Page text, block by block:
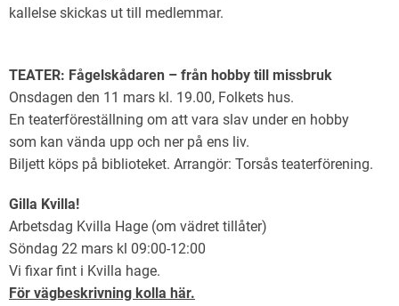
kallelse skickas ut till medlemmar.
TEATER: Fågelskådaren – från hobby till missbruk
Onsdagen den 11 mars kl. 19.00, Folkets hus.
En teaterföreställning om att vara slav under en hobby
som kan vända upp och ner på ens liv.
Biljett köps på biblioteket. Arrangör: Torsås teaterförening.
Gilla Kvilla!
Arbetsdag Kvilla Hage (om vädret tillåter)
Söndag 22 mars kl 09:00-12:00
Vi fixar fint i Kvilla hage.
För vägbeskrivning kolla här.